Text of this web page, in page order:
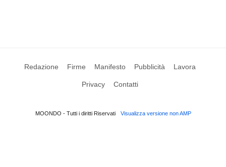
Redazione Firme Manifesto Pubblicità Lavora
Privacy Contatti
MOONDO - Tutti i diritti Riservati Visualizza versione non AMP